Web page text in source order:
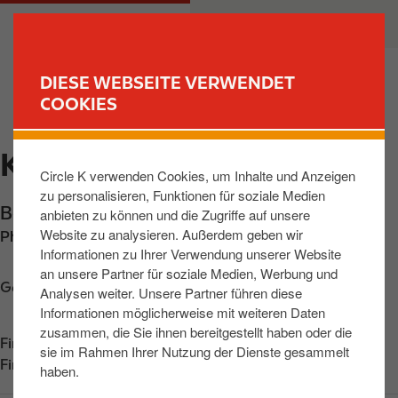
DIESE WEBSEITE VERWENDET
COOKIES
Circle K verwenden Cookies, um Inhalte und Anzeigen
zu personalisieren, Funktionen für soziale Medien
anbieten zu können und die Zugriffe auf unsere
Website zu analysieren. Außerdem geben wir
Informationen zu Ihrer Verwendung unserer Website
an unsere Partner für soziale Medien, Werbung und
Analysen weiter. Unsere Partner führen diese
Informationen möglicherweise mit weiteren Daten
zusammen, die Sie ihnen bereitgestellt haben oder die
sie im Rahmen Ihrer Nutzung der Dienste gesammelt
haben.
u
m
I
n
h
l
M
v
KOELN, BONNER STR
Bonner Strasse 417-425,Koeln,50968
Phone: +49221372137
Get directions
Find us on
App Store
Find us on